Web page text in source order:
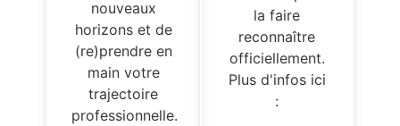
nouveaux
horizons et de
(re)prendre en
main votre
trajectoire
professionnelle.
la faire
reconnaître
officiellement.
Plus d'infos ici
: